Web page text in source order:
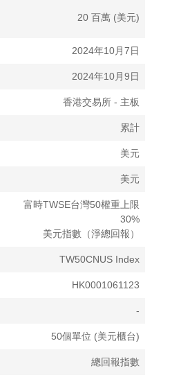
20 百萬 (美元)
2024年10月7日
2024年10月9日
香港交易所 - 主板
累計
美元
美元
富時TWSE台灣50權重上限
30%
美元指數（淨總回報）
TW50CNUS Index
HK0001061123
-
50個單位 (美元櫃台)
總回報指數